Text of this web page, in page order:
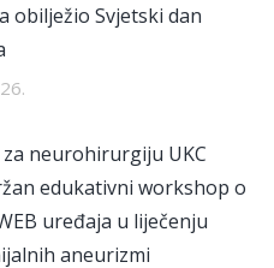
obilježio Svjetski dan
za neurohirurgiju UKC
edukativni workshop o
uređaja u liječenju
aneurizmi